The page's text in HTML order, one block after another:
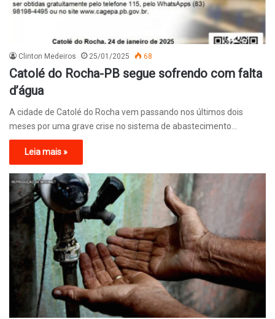
Clinton Medeiros 25/01/2025 68
Catolé do Rocha-PB segue sofrendo com falta
d’água
A cidade de Catolé do Rocha vem passando nos últimos dois
meses por uma grave crise no sistema de abastecimento…
Leia mais »